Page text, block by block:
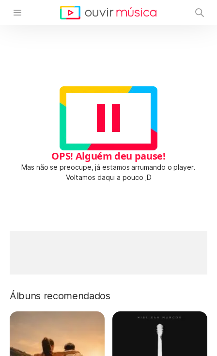
OPS! Alguém deu pause!
Mas não se preocupe, já estamos arrumando o player.
Voltamos daqui a pouco ;D
Álbuns recomendados